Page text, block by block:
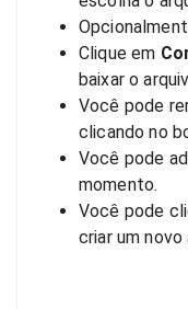
Clique em
baixar o
Você pode
clicando no
Você pode
momento.
Você pode
criar um novo